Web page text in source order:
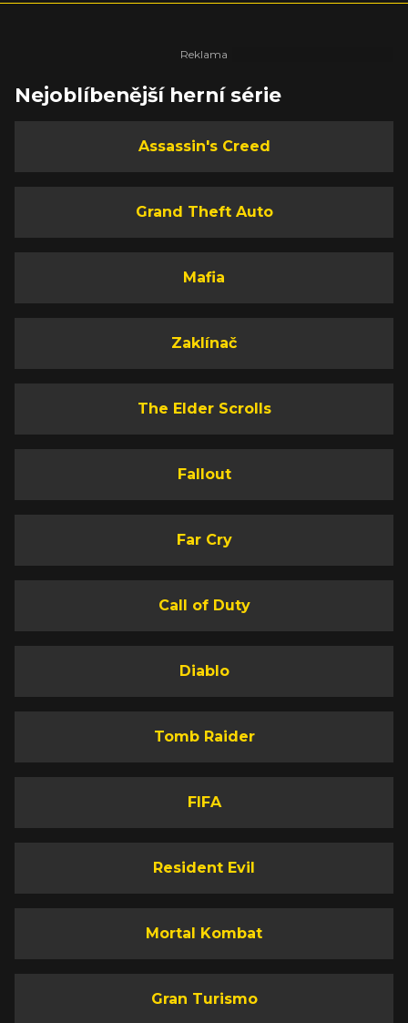
Nejoblíbenější herní série
Assassin's Creed
Grand Theft Auto
Mafia
Zaklínač
The Elder Scrolls
Fallout
Far Cry
Call of Duty
Diablo
Tomb Raider
FIFA
Resident Evil
Mortal Kombat
Gran Turismo